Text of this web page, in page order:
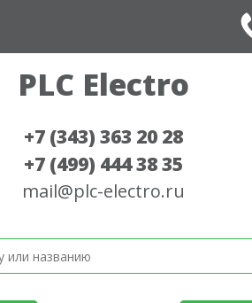
PLC Electro
+7 (343) 363 20 28
+7 (499) 444 38 35
mail@plc-electro.ru